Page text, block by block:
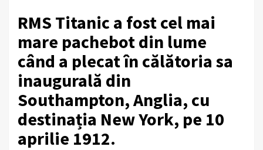
RMS Titanic a fost cel mai
mare pachebot din lume
când a plecat în călătoria sa
inaugurală din
Southampton, Anglia, cu
destinația New York, pe 10
aprilie 1912.